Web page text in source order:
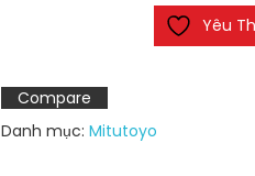
342-
251
số
Yêu
Compare
Danh mục: Mitutoyo